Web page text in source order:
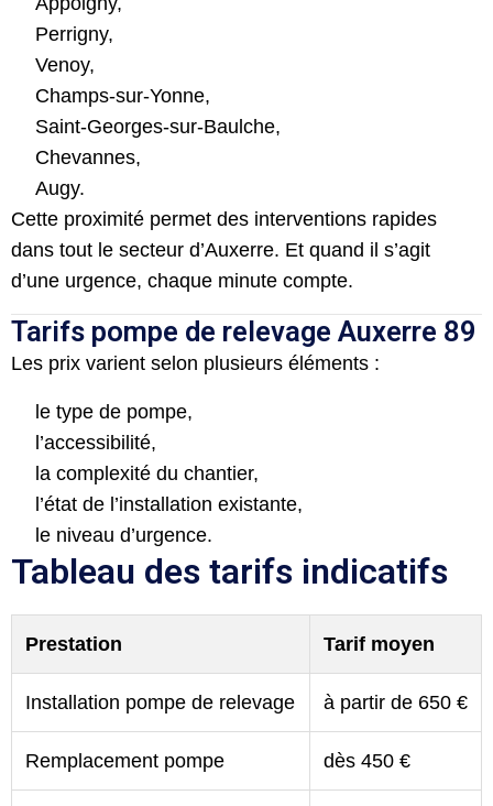
Perrigny,
Venoy,
Champs-sur-Yonne,
Saint-Georges-sur-Baulche,
Chevannes,
Augy.
Cette proximité permet des interventions rapides
dans tout le secteur d’Auxerre. Et quand il s’agit
d’une urgence, chaque minute compte.
Tarifs pompe de relevage Auxerre 89
Les prix varient selon plusieurs éléments :
le type de pompe,
l’accessibilité,
la complexité du chantier,
l’état de l’installation existante,
le niveau d’urgence.
Tableau des tarifs indicatifs
Prestation Tarif moyen
Installation pompe de relevage à partir de 650 €
Remplacement pompe dès 450 €